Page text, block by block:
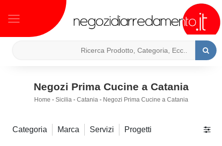
Negozi Prima Cucine a Catania
Home - Sicilia- Catania- Negozi Prima Cucine a Catania
Categoria Marca Servizi Progetti